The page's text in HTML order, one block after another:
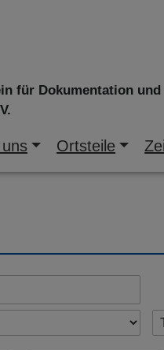
für Dokumentation und
Ortsteile